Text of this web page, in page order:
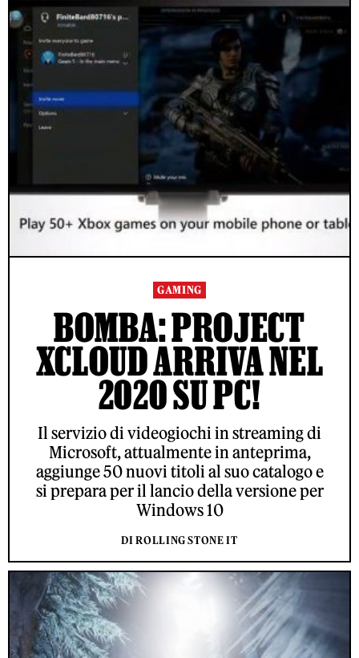
GAMING
BOMBA: PROJECT
XCLOUD ARRIVA NEL
2020 SU PC!
Il servizio di videogiochi in streaming di
Microsoft, attualmente in anteprima,
aggiunge 50 nuovi titoli al suo catalogo e
si prepara per il lancio della versione per
Windows 10
DI ROLLING STONE IT